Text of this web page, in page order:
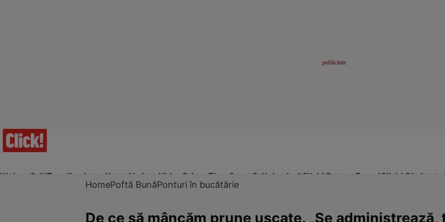
Ultima Oră!Trending Actualitate Vedete Video Prime Time SportStil de viațăClick! Pentru FemeiClick! Sănătate
HomePoftă BunăPonturi în bucătărie
De ce să mâncăm prune uscate. „Se